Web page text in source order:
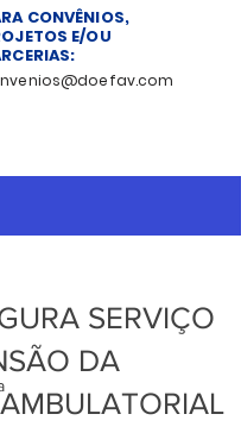
CONVÊNIOS,
E/OU
SERVIÇO
DA